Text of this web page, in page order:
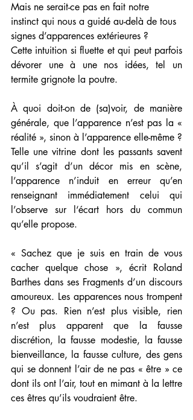
Mais ne serait-ce pas en fait notre
instinct qui nous a guidé au-delà de tous
signes d’apparences extérieures ?
Cette intuition si fluette et qui peut parfois
dévorer une à une nos idées, tel un
termite grignote la poutre.
À quoi doit-on de (sa)voir, de manière
générale, que l’apparence n’est pas la «
Telle une vitrine dont les passants savent
qu’il s’agit d’un décor mis en scène,
l’apparence n’induit en erreur qu’en
renseignant immédiatement celui qui
l’observe sur l‘écart hors du commun
qu’elle propose.
« Sachez que je suis en train de vous
cacher quelque chose », écrit Roland
Barthes dans ses Fragments d’un discours
amoureux. Les apparences nous trompent
? Ou pas. Rien n’est plus visible, rien
n’est plus apparent que la fausse
discrétion, la fausse modestie, la fausse
bienveillance, la fausse culture, des gens
qui se donnent l’air de ne pas « être » ce
dont ils ont l’air, tout en mimant à la lettre
ces êtres qu’ils voudraient être.